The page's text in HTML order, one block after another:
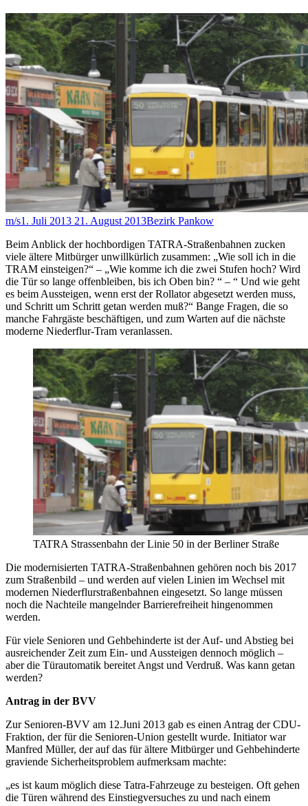
m/s1. Juli 2013 21. August 2013Bezirk Pankow
Beim Anblick der hochbordigen TATRA-Straßenbahnen zucken
viele ältere Mitbürger unwillkürlich zusammen: „Wie soll ich in die
TRAM einsteigen?“ – „Wie komme ich die zwei Stufen hoch? Wird
die Tür so lange offenbleiben, bis ich Oben bin? “ – “ Und wie geht
es beim Aussteigen, wenn erst der Rollator abgesetzt werden muss,
und Schritt um Schritt getan werden muß?“ Bange Fragen, die so
manche Fahrgäste beschäftigen, und zum Warten auf die nächste
moderne Niederflur-Tram veranlassen.
TATRA Strassenbahn der Linie 50 in der Berliner Straße
Die modernisierten TATRA-Straßenbahnen gehören noch bis 2017
zum Straßenbild – und werden auf vielen Linien im Wechsel mit
modernen Niederflurstraßenbahnen eingesetzt. So lange müssen
noch die Nachteile mangelnder Barrierefreiheit hingenommen
werden.
Für viele Senioren und Gehbehinderte ist der Auf- und Abstieg bei
ausreichender Zeit zum Ein- und Aussteigen dennoch möglich –
aber die Türautomatik bereitet Angst und Verdruß. Was kann getan
werden?
Antrag in der BVV
Zur Senioren-BVV am 12.Juni 2013 gab es einen Antrag der CDU-
Fraktion, der für die Senioren-Union gestellt wurde. Initiator war
Manfred Müller, der auf das für ältere Mitbürger und Gehbehinderte
graviende Sicherheitsproblem aufmerksam machte:
„es ist kaum möglich diese Tatra-Fahrzeuge zu besteigen. Oft gehen
die Türen während des Einstiegversuches zu und nach einem